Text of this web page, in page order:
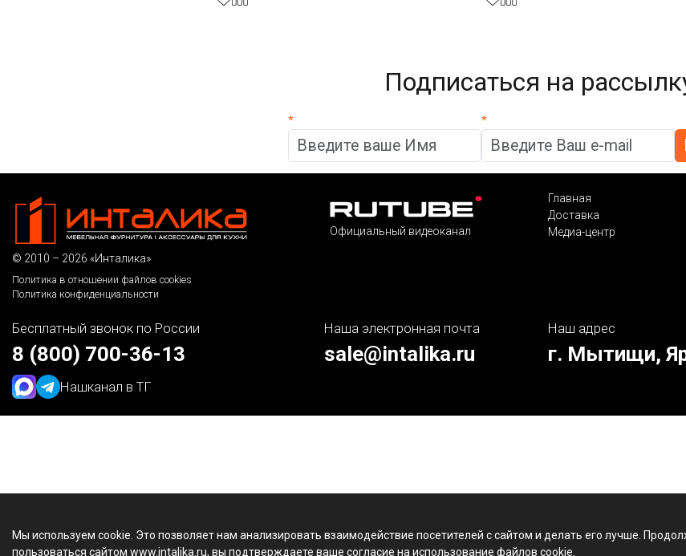
Подписаться на
* *
Мы используем cookie. Это позволяет нам анализировать взаимодействие посетителей с сайтом и делать его лучше.
пользоваться сайтом www.intalika.ru, вы подтверждаете ваше согласие на использование файлов cookie.
© 2010 – 2026 «Инталика»
Политика в отношении файлов cookies
Политика конфиденциальности
Официальный видеоканал
Главная
Доставка
Медиа-центр
Бесплатный звонок по России
8 (800) 700-36-13
Нашканал в ТГ
Наша электронная почта
sale@intalika.ru
Наш адрес
г. Мытищи,